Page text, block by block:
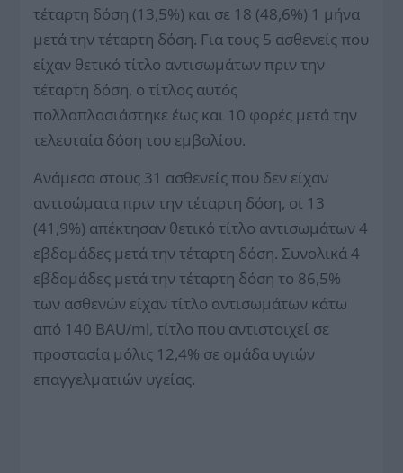
τέταρτη δόση (13,5%) και σε 18 (48,6%) 1 μήνα
μετά την τέταρτη δόση. Για τους 5 ασθενείς που
είχαν θετικό τίτλο αντισωμάτων πριν την
τέταρτη δόση, ο τίτλος αυτός
πολλαπλασιάστηκε έως και 10 φορές μετά την
τελευταία δόση του εμβολίου.
Ανάμεσα στους 31 ασθενείς που δεν είχαν
αντισώματα πριν την τέταρτη δόση, οι 13
(41,9%) απέκτησαν θετικό τίτλο αντισωμάτων 4
εβδομάδες μετά την τέταρτη δόση. Συνολικά 4
εβδομάδες μετά την τέταρτη δόση το 86,5%
των ασθενών είχαν τίτλο αντισωμάτων κάτω
από 140 BAU/ml, τίτλο που αντιστοιχεί σε
προστασία μόλις 12,4% σε ομάδα υγιών
επαγγελματιών υγείας.